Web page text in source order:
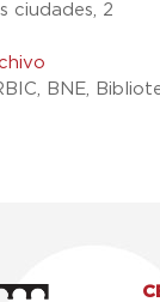
ciudades, 2
BNE,